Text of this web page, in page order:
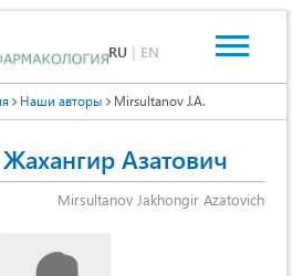
RU | EN
Наши авторы Mirsultanov J.A.
Азатович
Mirsultanov Jakhongir Azatovich